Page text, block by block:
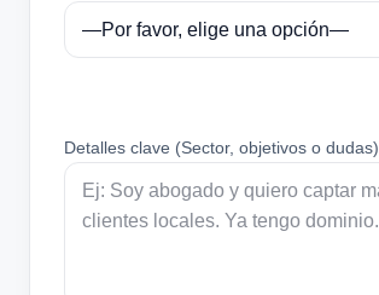
Detalles clave (Sector, objetivos o dudas)